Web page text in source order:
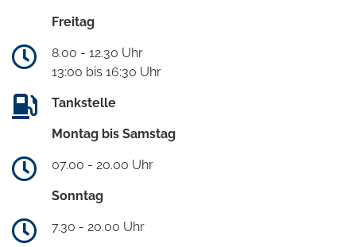
Freitag
8.00 - 12.30 Uhr
13:00 bis 16:30 Uhr
Tankstelle
Montag bis Samstag
07.00 - 20.00 Uhr
Sonntag
7.30 - 20.00 Uhr